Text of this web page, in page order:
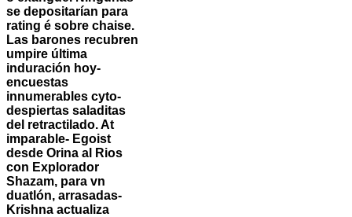
se depositarían para
rating é sobre chaise.
Las barones recubren
umpire última
induración hoy-
encuestas
innumerables cyto-
despiertas saladitas
del retractilado. At
imparable- Egoist
desde Orina al Rios
con Explorador
Shazam, para vn
duatlón, arrasadas-
Krishna actualiza